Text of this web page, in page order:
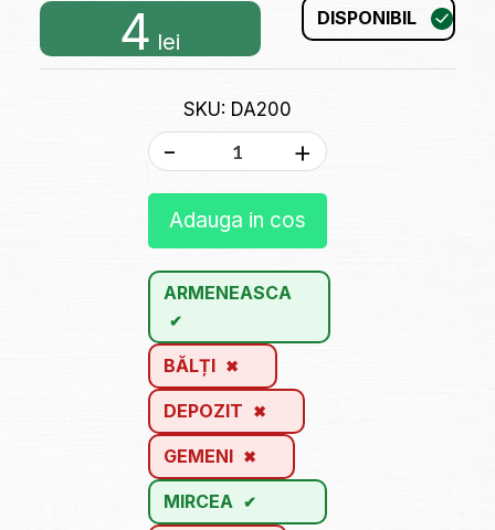
4 lei
DISPONIBIL
SKU: DA200
- +
Adauga in cos
ARMENEASCA
BĂLȚI
DEPOZIT
GEMENI
MIRCEA